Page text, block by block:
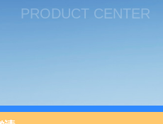
PRODUCT CENTER